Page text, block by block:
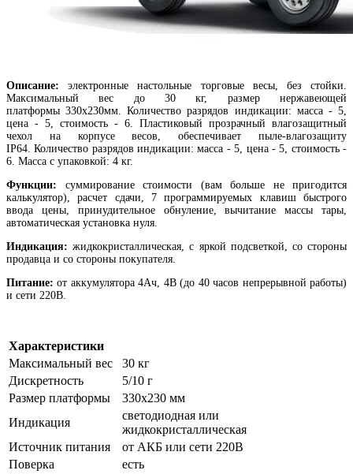
Описание: электронные настольные торговые весы, без стойки.
Максимальный вес до 30 кг, размер нержавеющей
платформы 330х230мм. Количество разрядов индикации: масса - 5,
цена - 5, стоимость - 6. Пластиковый прозрачный влагозащитный
чехол на корпусе весов, обеспечивает пыле-влагозащиту
IP64. Количество разрядов индикации: масса - 5, цена - 5, стоимость -
6. Масса с упаковкой: 4 кг.
Функции: суммирование стоимости (вам больше не пригодится
калькулятор), расчет сдачи, 7 программируемых клавиш быстрого
ввода цены, принудительное обнуление, вычитание массы тары,
автоматическая установка нуля.
Индикация: жидкокристаллическая, с яркой подсветкой, со стороны
продавца и со стороны покупателя.
Питание: от аккумулятора 4Ач, 4В (до 40 часов непрерывной работы)
и сети 220В.
Характеристики
Максимальный вес
30 кг
Дискретность
5/10 г
Размер платформы
330х230 мм
Индикация
светодиодная или
жидкокристаллическая
Источник питания
от АКБ или сети 220В
Поверка
есть